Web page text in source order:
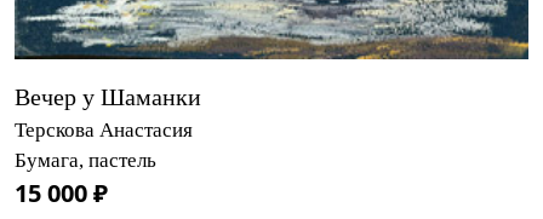
Вечер у Шаманки
Терскова Анастасия
Бумага, пастель
15 000 ₽